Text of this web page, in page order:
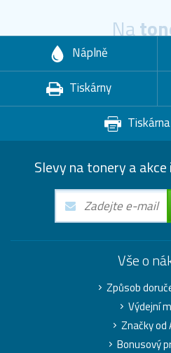
Na
Náplně
Tiskárny
Slevy na tonery a
Vše o
Způsob
Výdejní
Značky od
Bonusový